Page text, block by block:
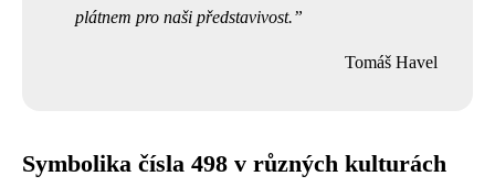
plátnem pro naši představivost.
Tomáš Havel
Symbolika čísla 498 v různých kulturách